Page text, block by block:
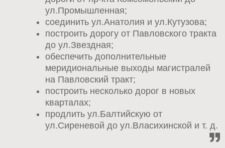
ул.Промышленная;
соединить ул.Анатолия и ул.Кутузова;
построить дорогу от Павловского тракта
до ул.Звездная;
обеспечить дополнительные
меридиональные выходы магистралей
на Павловский тракт;
построить несколько дорог в новых
кварталах;
продлить ул.Балтийскую от
ул.Сиреневой до ул.Власихинской и т. д.